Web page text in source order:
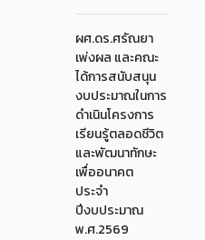
ผศ.ดร.ศรัณยา
เพ่งผล และคณะ
ได้การสนับสนุน
งบประมาณในการ
ดำเนินโครงการ
เรียนรู้ตลอดชีวิต
และพัฒนาทักษะ
เพื่ออนาคต
ประจำ
ปีงบประมาณ
พ.ศ.2569